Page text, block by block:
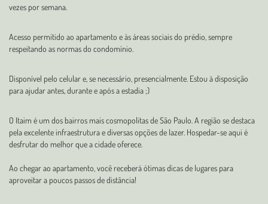
vezes por semana.
Acesso permitido ao apartamento e às áreas sociais do prédio, sempre
respeitando as normas do condomínio.
Disponível pelo celular e, se necessário, presencialmente. Estou à disposição
para ajudar antes, durante e após a estadia ;)
O Itaim é um dos bairros mais cosmopolitas de São Paulo. A região se destaca
pela excelente infraestrutura e diversas opções de lazer. Hospedar-se aqui é
desfrutar do melhor que a cidade oferece.
Ao chegar ao apartamento, você receberá ótimas dicas de lugares para
aproveitar a poucos passos de distância!